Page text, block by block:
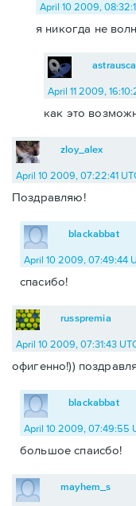
April 10 2009,
я никогда не
April 11 2009,
как это
zloy_alex
April 10 2009, 07:22:41
Поздравляю!
blackabbat
April 10 2009, 07:49:44
спасибо!
russpremia
April 10 2009, 07:31:43
офигенно!))
blackabbat
April 10 2009, 07:49:55
большое спаисбо!
mayhem_s